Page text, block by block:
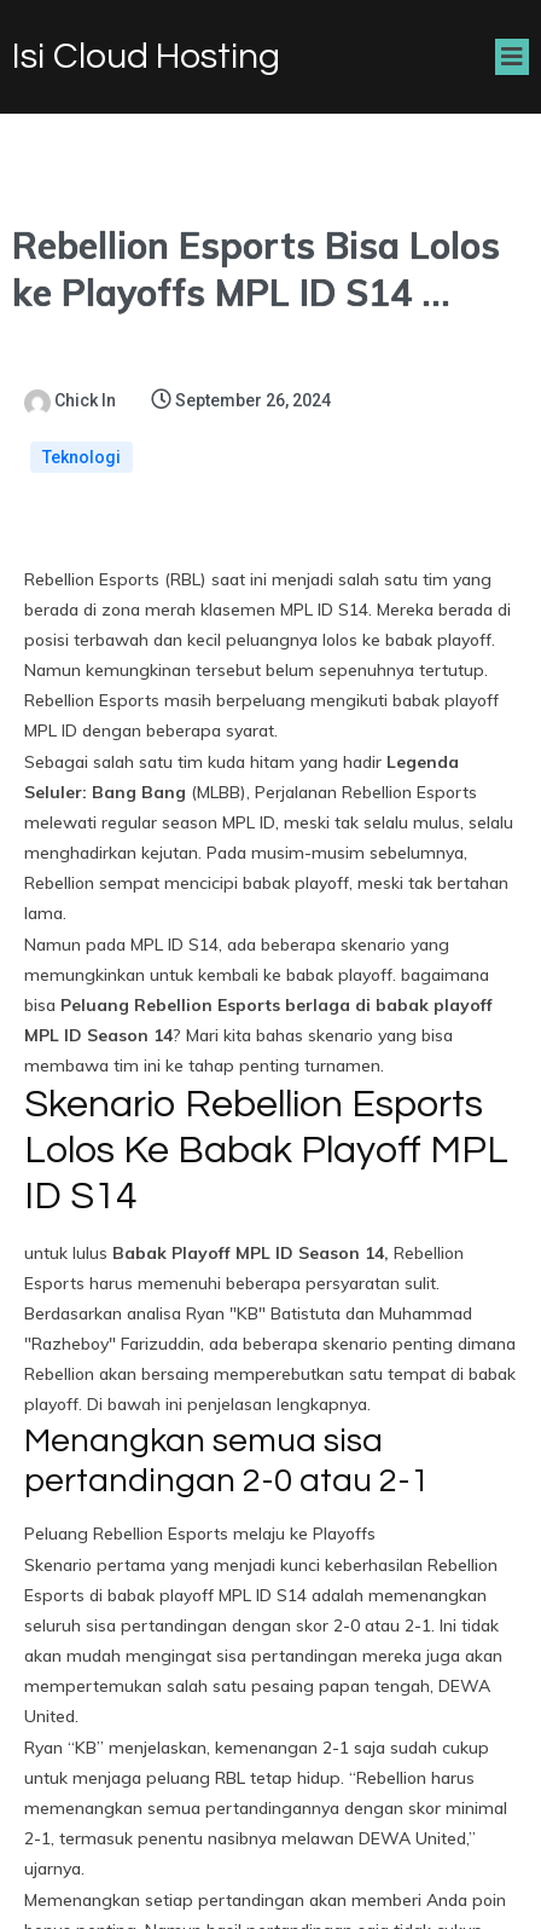
Isi Cloud Hosting
Rebellion Esports Bisa Lolos
ke Playoffs MPL ID S14 …
Chick In September 26, 2024
Teknologi
Rebellion Esports (RBL) saat ini menjadi salah satu tim yang
berada di zona merah klasemen MPL ID S14. Mereka berada di
posisi terbawah dan kecil peluangnya lolos ke babak playoff.
Namun kemungkinan tersebut belum sepenuhnya tertutup.
Rebellion Esports masih berpeluang mengikuti babak playoff
MPL ID dengan beberapa syarat.
Sebagai salah satu tim kuda hitam yang hadir Legenda
Seluler: Bang Bang (MLBB), Perjalanan Rebellion Esports
melewati regular season MPL ID, meski tak selalu mulus, selalu
menghadirkan kejutan. Pada musim-musim sebelumnya,
Rebellion sempat mencicipi babak playoff, meski tak bertahan
lama.
Namun pada MPL ID S14, ada beberapa skenario yang
memungkinkan untuk kembali ke babak playoff. bagaimana
bisa Peluang Rebellion Esports berlaga di babak playoff
MPL ID Season 14? Mari kita bahas skenario yang bisa
membawa tim ini ke tahap penting turnamen.
Skenario Rebellion Esports
Lolos Ke Babak Playoff MPL
ID S14
untuk lulus Babak Playoff MPL ID Season 14, Rebellion
Esports harus memenuhi beberapa persyaratan sulit.
Berdasarkan analisa Ryan "KB" Batistuta dan Muhammad
"Razheboy" Farizuddin, ada beberapa skenario penting dimana
Rebellion akan bersaing memperebutkan satu tempat di babak
playoff. Di bawah ini penjelasan lengkapnya.
Menangkan semua sisa
pertandingan 2-0 atau 2-1
Peluang Rebellion Esports melaju ke Playoffs
Skenario pertama yang menjadi kunci keberhasilan Rebellion
Esports di babak playoff MPL ID S14 adalah memenangkan
seluruh sisa pertandingan dengan skor 2-0 atau 2-1. Ini tidak
akan mudah mengingat sisa pertandingan mereka juga akan
mempertemukan salah satu pesaing papan tengah, DEWA
United.
Ryan “KB” menjelaskan, kemenangan 2-1 saja sudah cukup
untuk menjaga peluang RBL tetap hidup. “Rebellion harus
memenangkan semua pertandingannya dengan skor minimal
2-1, termasuk penentu nasibnya melawan DEWA United,”
ujarnya.
Memenangkan setiap pertandingan akan memberi Anda poin